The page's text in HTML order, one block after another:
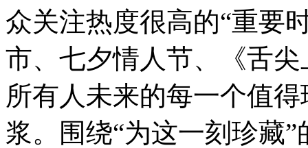
众关注热度很高的“重要
市、七夕情人节、《舌
所有人未来的每一个值
浆。围绕“为这一刻珍藏